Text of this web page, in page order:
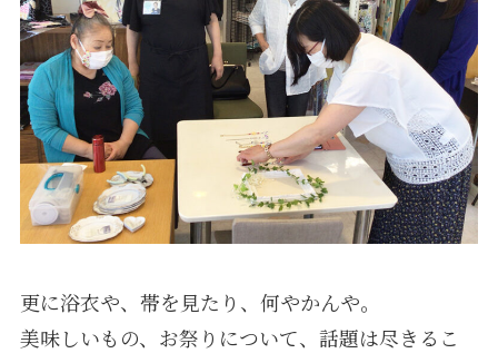
更に浴衣や、帯を見たり、何やかんや｡
美味しいもの、お祭りについて、話題は尽きるこ